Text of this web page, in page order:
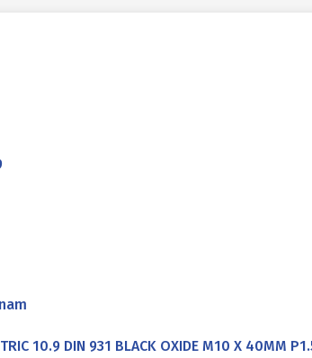
10.9 DIN 931 BLACK OXIDE M10 X 40MM